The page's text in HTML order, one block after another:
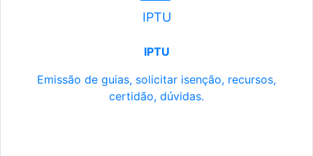
IPTU
IPTU
Emissão de guias, solicitar isenção, recursos,
certidão, dúvidas.